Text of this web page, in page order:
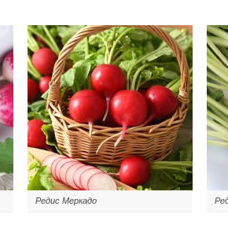
Редис Меркадо